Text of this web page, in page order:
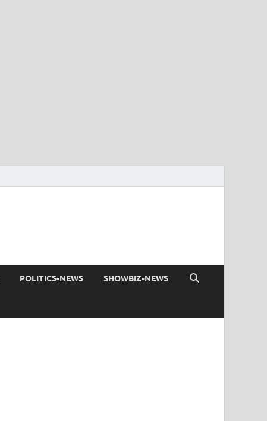
POLITICS-NEWS SHOWBIZ-NEWS